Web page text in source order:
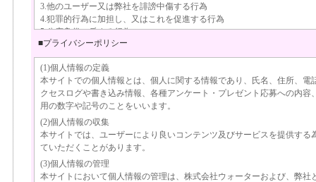
3.他のユーザー又は弊社を誹謗中傷する行為
4.犯罪的行為に加担し、又はこれを促進する行為
5.公序良俗に反する行為
6.本サイトを利用した、営利を目的とした行為
7.商品の販売や営業活動への誘導・勧誘、参加の奨励
8.宗教的活動、又はこれに類似する行為
9.選挙運動又は選挙の事前運動など、これらに類似する行為および公職
10.本サイトの運営を妨害し、又は弊社の信用を毀損する行為
11.弊社もしくは本サイトに関する情報を改竄する行為
12.サーバ及び本サイトプログラム等システム運営に対して有害と見なさ
13.青少年保護法に保護された未成年者を害するような行為
14.本人以外の人物を名乗ったり、組織代表権を持たず会社等の組織を
15.その他、日本国法令に違反する行為
16.その他、弊社が不適切と判断する行為
■プライバシーポリシー
(1)個人情報の定義
本サイトでの個人情報とは、個人に関する情報であり、氏名、住所、
クセスログや書き込み情報、各種アンケート・プレゼント応募への内
用の数字や記号のことをいいます。
(2)個人情報の収集
本サイトでは、ユーザーにより良いコンテンツ及びサービスを提供す
ていただくことがあります。
(3)個人情報の管理
本サイトにおいて個人情報の管理は、株式会社ウォーターおよび、弊